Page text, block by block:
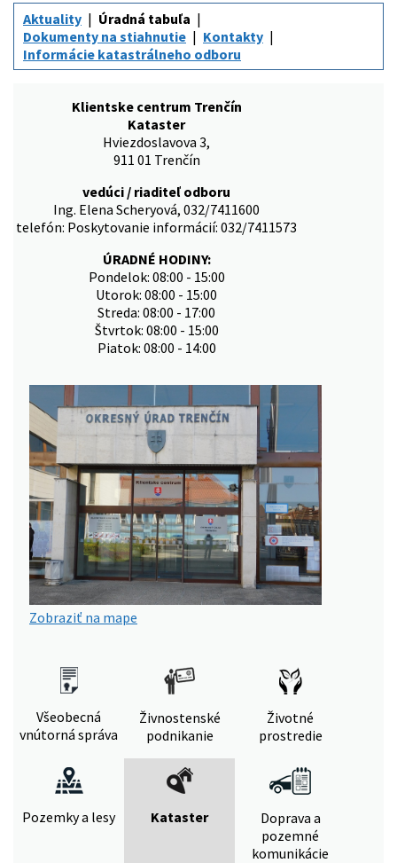
Aktuality
Úradná tabuľa
Dokumenty na stiahnutie
Kontakty
Informácie katastrálneho odboru
Klientske centrum Trenčín
Kataster
Hviezdoslavova 3,
911 01 Trenčín
vedúci / riaditeľ odboru
Ing. Elena Scheryová, 032/7411600
telefón: Poskytovanie informácií: 032/7411573
ÚRADNÉ HODINY:
Pondelok: 08:00 - 15:00
Utorok: 08:00 - 15:00
Streda: 08:00 - 17:00
Štvrtok: 08:00 - 15:00
Piatok: 08:00 - 14:00
Zobraziť na mape
Všeobecná
vnútorná správa
Živnostenské
podnikanie
Životné
prostredie
Pozemky a lesy Kataster
Doprava a
pozemné
komunikácie